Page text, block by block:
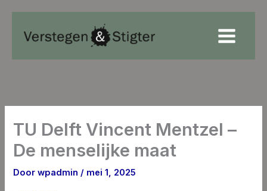
TU Delft Vincent Mentzel –
De menselijke maat
Doorwpadmin / mei 1, 2025